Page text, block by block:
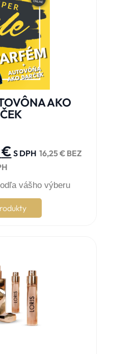
AKO
€ S DPH 16,25€BEZ
vášho výberu